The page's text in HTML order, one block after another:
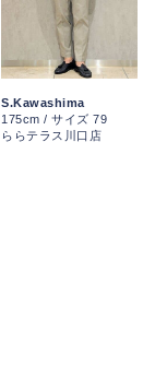
S.Kawashima
175cm / サイズ 79
ららテラス川口店